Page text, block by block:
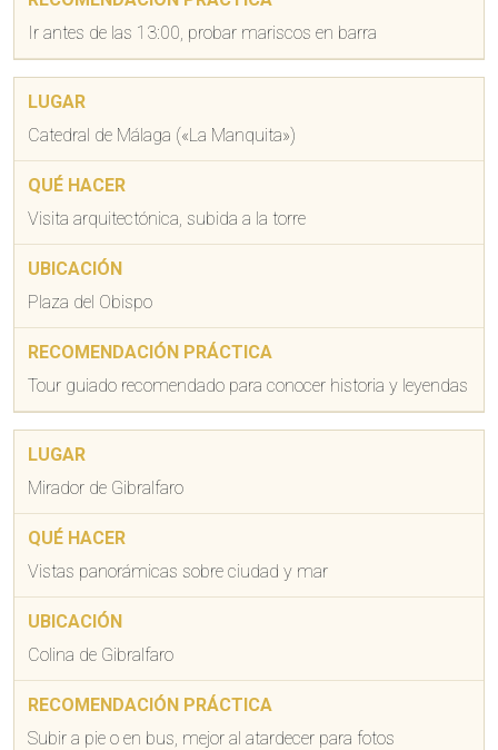
Ir antes de las 13:00, probar mariscos en barra
Catedral de Málaga («La Manquita»)
Visita arquitectónica, subida a la torre
Plaza del Obispo
Tour guiado recomendado para conocer historia y leyendas
Mirador de Gibralfaro
Vistas panorámicas sobre ciudad y mar
Colina de Gibralfaro
Subir a pie o en bus, mejor al atardecer para fotos